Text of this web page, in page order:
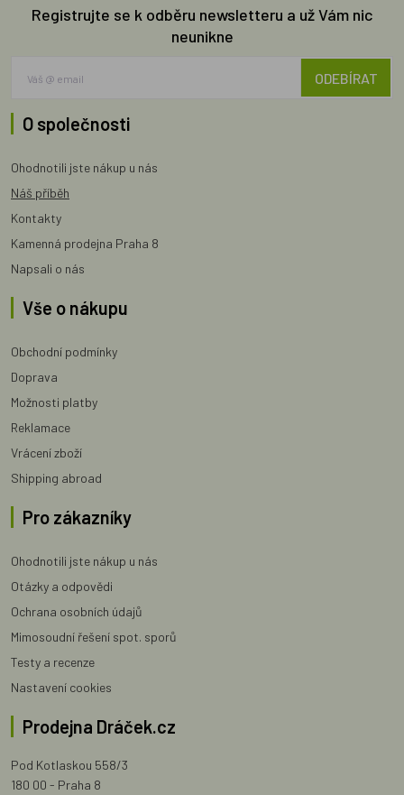
Registrujte se k odběru newsletteru a už Vám nic
neunikne
ODEBÍRAT
O společnosti
Ohodnotili jste nákup u nás
Náš příběh
Kontakty
Kamenná prodejna Praha 8
Napsali o nás
Vše o nákupu
Obchodní podmínky
Doprava
Možnosti platby
Reklamace
Vrácení zboží
Shipping abroad
Pro zákazníky
Ohodnotili jste nákup u nás
Otázky a odpovědi
Ochrana osobních údajů
Mimosoudní řešení spot. sporů
Testy a recenze
Nastavení cookies
Prodejna Dráček.cz
Pod Kotlaskou 558/3
180 00 - Praha 8